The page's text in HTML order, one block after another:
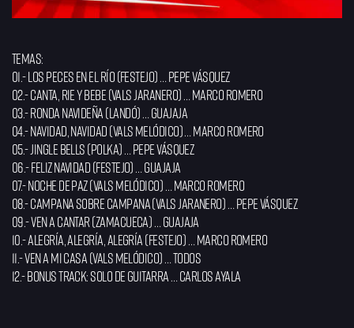
Temas:
01.- Los peces en el río (festejo) … Pepe Vásquez
02.- Canta, rie y bebe (vals jaranero) … Marco Romero
03.- Ronda navideña (landó) … Guajaja
04.- Navidad, Navidad (vals melódico) … Marco Romero
05.- Jingle bells (polka) … Pepe Vásquez
06.- Feliz Navidad (festejo) … Guajaja
07.- Noche de paz (vals melódico) … Marco Romero
08.- Campana sobre campana (vals jaranero) … Pepe Vásquez
09.- Ven a cantar (zamacueca) … Guajaja
10.- Alegría, alegría, alegría (festejo) … Marco Romero
11.- Ven a mi casa (vals melódico) … Todos
12.- Bonus track: Solo de guitarra … Carlos Ayala